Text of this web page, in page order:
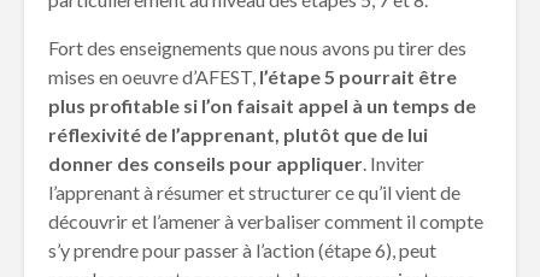
Fort des enseignements que nous avons pu tirer des
mises en oeuvre d’AFEST, l’étape 5 pourrait être
plus profitable si l’on faisait appel à un temps de
réflexivité de l’apprenant, plutôt que de lui
donner des conseils pour appliquer. Inviter
l’apprenant à résumer et structurer ce qu’il vient de
découvrir et l’amener à verbaliser comment il compte
s’y prendre pour passer à l’action (étape 6), peut